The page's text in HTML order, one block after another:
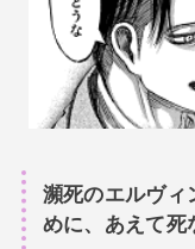
瀕死のエルヴィ
めに、あえて死